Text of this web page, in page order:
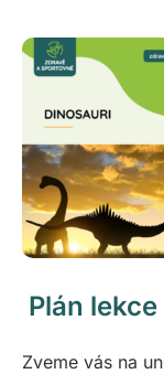
Plán
Zveme vás na